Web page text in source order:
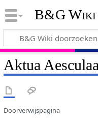
B&G Wiki
Aktua
Doorverwijspagina